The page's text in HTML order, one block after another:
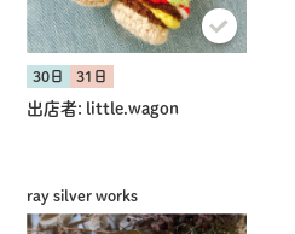
30日 31日
出店者: little.wagon
ray silver works